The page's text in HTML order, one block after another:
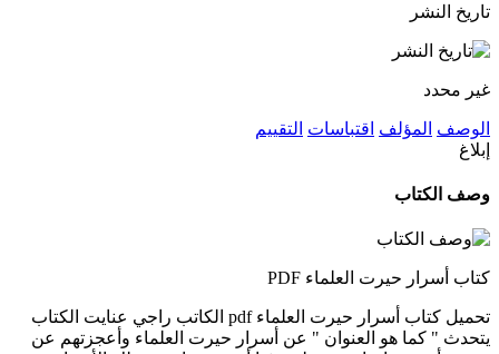
تاريخ النشر
غير محدد
الوصف المؤلف اقتباسات التقييم
إبلاغ
وصف الكتاب
كتاب أسرار حيرت العلماء PDF
تحميل كتاب أسرار حيرت العلماء pdf الكاتب راجي عنايت الكتاب
يتحدث " كما هو العنوان " عن أسرار حيرت العلماء وأعجزتهم عن